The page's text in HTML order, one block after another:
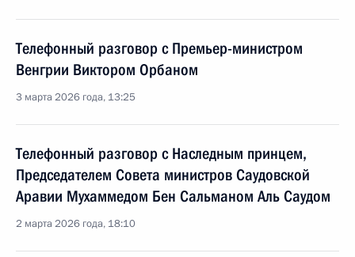
Телефонный разговор с Премьер-министром
Венгрии Виктором Орбаном
3 марта 2026 года, 13:25
Телефонный разговор с Наследным принцем,
Председателем Совета министров Саудовской
Аравии Мухаммедом Бен Сальманом Аль Саудом
2 марта 2026 года, 18:10